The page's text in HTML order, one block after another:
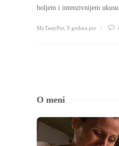
boljem i intenzivnijem ukusu
MyTastyPot 9 godina pre
O meni